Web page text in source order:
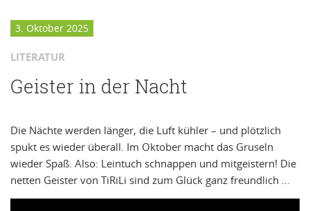
3. Oktober 2025
LITERATUR
Geister in der Nacht
Die Nächte werden länger, die Luft kühler – und plötzlich
spukt es wieder überall. Im Oktober macht das Gruseln
wieder Spaß. Also: Leintuch schnappen und mitgeistern! Die
netten Geister von TiRiLi sind zum Glück ganz freundlich …